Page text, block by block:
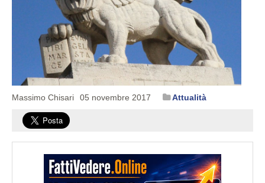
Massimo Chisari 05 novembre 2017 Attualità